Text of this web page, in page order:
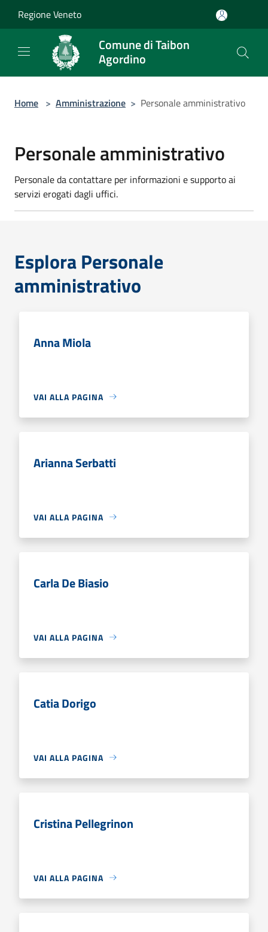
Regione Veneto
Comune di Taibon
Agordino
Home > Amministrazione > Personale amministrativo
Personale amministrativo
Personale da contattare per informazioni e supporto ai
servizi erogati dagli uffici.
Esplora Personale
amministrativo
Anna Miola
VAI ALLA PAGINA
Arianna Serbatti
VAI ALLA PAGINA
Carla De Biasio
VAI ALLA PAGINA
Catia Dorigo
VAI ALLA PAGINA
Cristina Pellegrinon
VAI ALLA PAGINA